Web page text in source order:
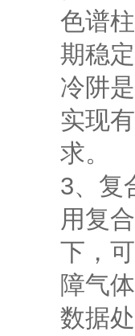
色谱
期稳
冷阱
实现
求。
3、复
用复
下，
障气
数据